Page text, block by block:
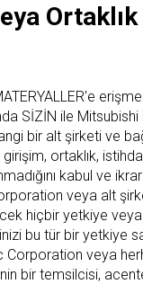
Ortaklık
SİZİN ile
bir alt şirketi ve
ortaklık,
kabul ve
veya alt
hiçbir yetkiye
bu tür bir yetkiye
Corporation veya
bir temsilcisi,